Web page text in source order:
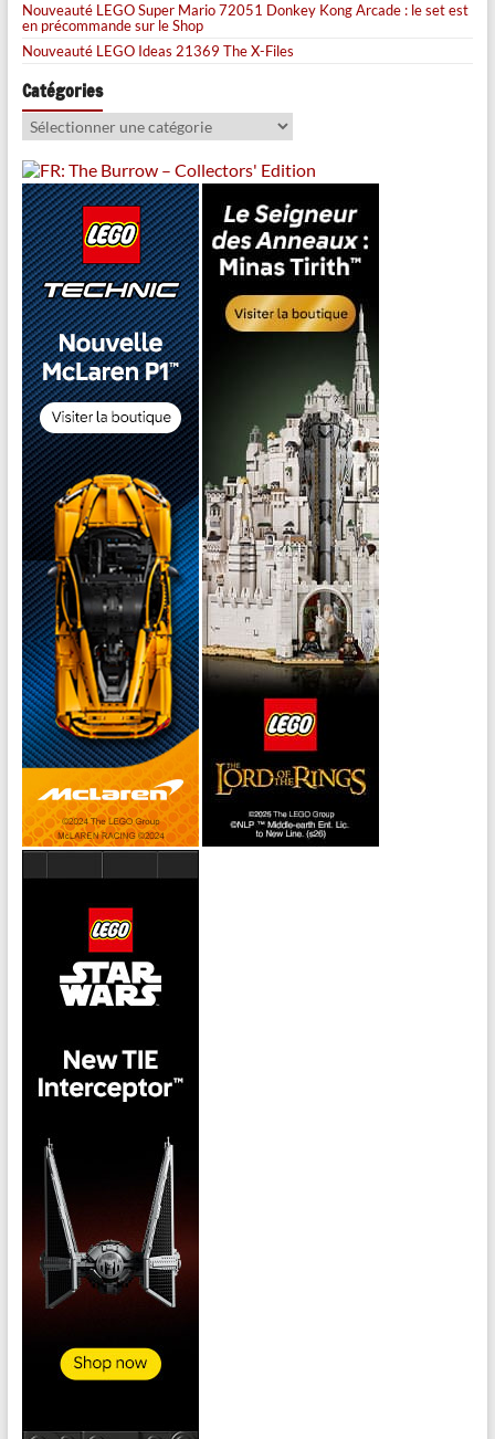
Nouveauté LEGO Super Mario 72051 Donkey Kong Arcade : le set est
en précommande sur le Shop
Nouveauté LEGO Ideas 21369 The X-Files
Catégories
Catégories